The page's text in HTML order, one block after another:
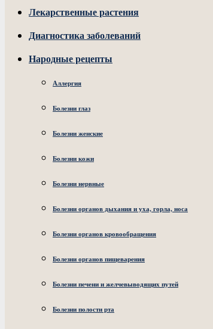
Лекарственные растения
Диагностика заболеваний
Народные рецепты
Аллергия
Болезни глаз
Болезни женские
Болезни кожи
Болезни нервные
Болезни органов дыхания и уха, горла, носа
Болезни органов кровообращения
Болезни органов пищеварения
Болезни печени и желчевыводящих путей
Болезни полости рта